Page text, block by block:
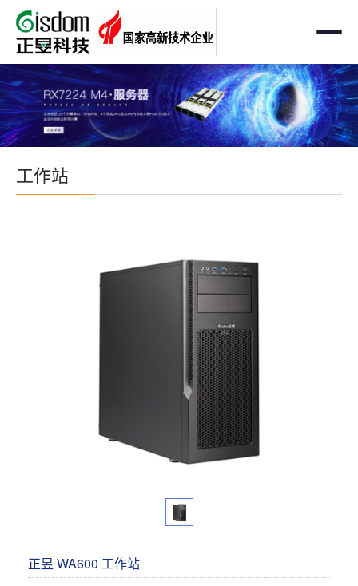
首页
工作站
AMD企业级工作站
Intel 企业级工作站
个人工作站
服务器
通用服务器
云游戏服务器
存储
OEM定制化
工作站
正昱 WA600 工作站